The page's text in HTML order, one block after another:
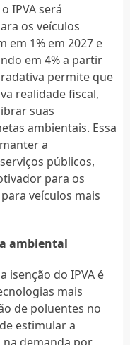
IPVA será
os veículos
em 1% em 2027 e
em 4% a partir
permite que
realidade fiscal,
suas
ambientais. Essa
a
públicos,
para os
veículos mais
ambiental
isenção do IPVA é
mais
de poluentes no
estimular a
demanda por